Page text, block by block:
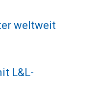
weltweit
L&L-